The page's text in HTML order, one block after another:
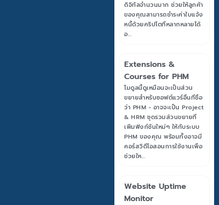
ดิจิทัลจำนวนมาก ช่วยให้ลูกค้า
ของคุณสามารถชำระค่าใบแจ้ง
หนี้ด้วยคริปโตที่หลากหลายได้
อ...
Extensions &
Courses for PHM
โมดูลนี้ดูเหมือนจะเป็นส่วน
ขยายสำหรับซอฟต์แวร์อื่นที่ชื่อ
ว่า PHM - อาจจะเป็น Project
& HRM ชุดรวมส่วนขยายที่
เพิ่มฟังก์ชันใหม่ๆ ให้กับระบบ
PHM ของคุณ พร้อมทั้งอาจมี
คอร์สวิดีโอสอนการใช้งานเพื่อ
ช่วยให...
Website Uptime
Monitor